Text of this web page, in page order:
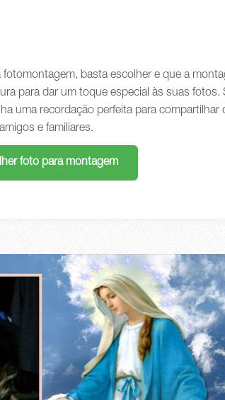
fotomontagem, basta escolher e que a
para dar um toque especial às suas fotos.
uma recordação perfeita para compartilhar
amigos e familiares.
foto para montagem